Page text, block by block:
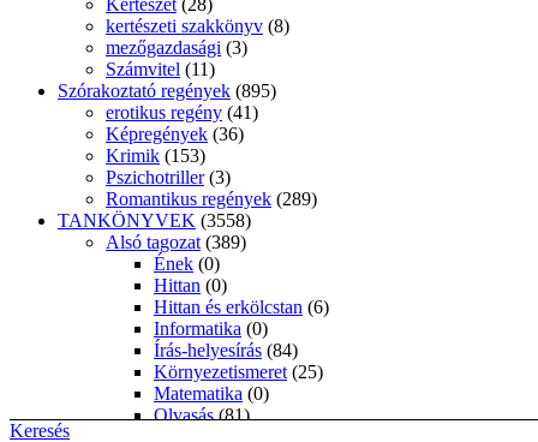
Kertészet (28)
kertészeti szakkönyv (8)
mezőgazdasági (3)
Számvitel (11)
Szórakoztató regények (895)
erotikus regény (41)
Képregények (36)
Krimik (153)
Pszichotriller (3)
Romantikus regények (289)
TANKÖNYVEK (3558)
Alsó tagozat (389)
Ének (0)
Hittan (0)
Hittan és erkölcstan (6)
Informatika (0)
Írás-helyesírás (84)
Környezetismeret (25)
Matematika (0)
Olvasás (81)
Keresés